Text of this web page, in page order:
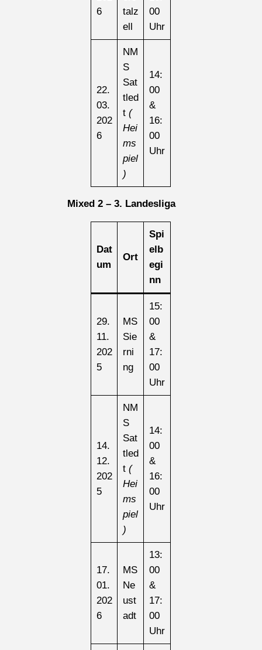
6
talz
ell
00
Uhr
22.
03.
202
6
NM
S
Sat
tled
t (
Hei
ms
piel
)
14:
00
&
16:
00
Uhr
Mixed 2 – 3. Landesliga
Dat
um
Ort
Spi
elb
egi
nn
29.
11.
202
5
MS
Sie
rni
ng
15:
00
&
17:
00
Uhr
14.
12.
202
5
NM
S
Sat
tled
t (
Hei
ms
piel
)
14:
00
&
16:
00
Uhr
17.
01.
202
6
MS
Ne
ust
adt
13:
00
&
17:
00
Uhr